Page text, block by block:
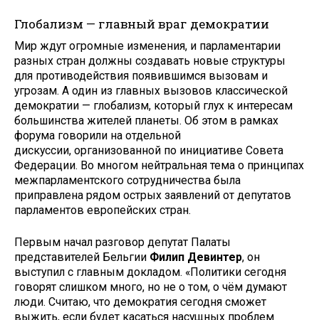
Глобализм — главный враг демократии
Мир ждут огромные изменения, и парламентарии
разных стран должны создавать новые структуры
для противодействия появившимся вызовам и
угрозам. А один из главных вызовов классической
демократии — глобализм, который глух к интересам
большинства жителей планеты. Об этом в рамках
форума говорили на отдельной
дискуссии, организованной по инициативе Совета
Федерации. Во многом нейтральная тема о принципах
межпарламентского сотрудничества была
приправлена рядом острых заявлений от депутатов
парламентов европейских стран.
Первым начал разговор депутат Палаты
представителей Бельгии Филип Девинтер, он
выступил с главным докладом. «Политики сегодня
говорят слишком много, но не о том, о чём думают
люди. Считаю, что демократия сегодня сможет
выжить, если будет касаться насущных проблем